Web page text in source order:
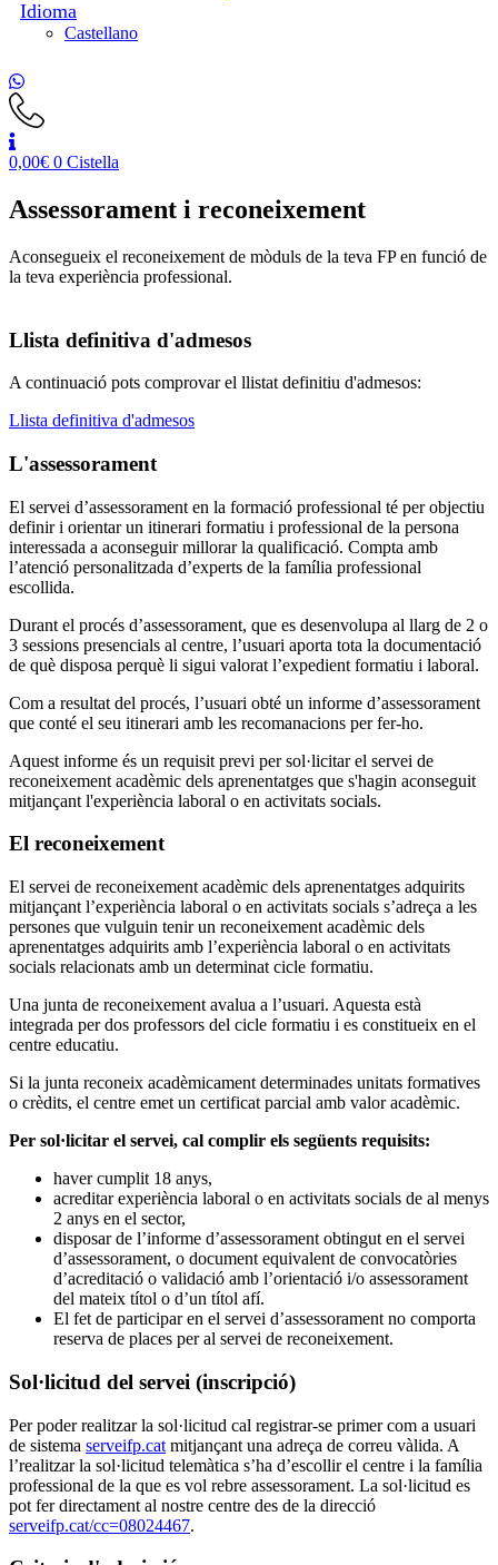
Castellano
0,00€ 0 Cistella
Assessorament i reconeixement
Aconsegueix el reconeixement de mòduls de la teva FP en funció de
la teva experiència professional.
Llista definitiva d'admesos
A continuació pots comprovar el llistat definitiu d'admesos:
Llista definitiva d'admesos
L'assessorament
El servei d’assessorament en la formació professional té per objectiu
definir i orientar un itinerari formatiu i professional de la persona
interessada a aconseguir millorar la qualificació. Compta amb
l’atenció personalitzada d’experts de la família professional
escollida.
Durant el procés d’assessorament, que es desenvolupa al llarg de 2 o
3 sessions presencials al centre, l’usuari aporta tota la documentació
de què disposa perquè li sigui valorat l’expedient formatiu i laboral.
Com a resultat del procés, l’usuari obté un informe d’assessorament
que conté el seu itinerari amb les recomanacions per fer-ho.
Aquest informe és un requisit previ per sol·licitar el servei de
reconeixement acadèmic dels aprenentatges que s'hagin aconseguit
mitjançant l'experiència laboral o en activitats socials.
El reconeixement
El servei de reconeixement acadèmic dels aprenentatges adquirits
mitjançant l’experiència laboral o en activitats socials s’adreça a les
persones que vulguin tenir un reconeixement acadèmic dels
aprenentatges adquirits amb l’experiència laboral o en activitats
socials relacionats amb un determinat cicle formatiu.
Una junta de reconeixement avalua a l’usuari. Aquesta està
integrada per dos professors del cicle formatiu i es constitueix en el
centre educatiu.
Si la junta reconeix acadèmicament determinades unitats formatives
o crèdits, el centre emet un certificat parcial amb valor acadèmic.
Per sol·licitar el servei, cal complir els següents requisits:
haver cumplit 18 anys,
acreditar experiència laboral o en activitats socials de al menys
2 anys en el sector,
disposar de l’informe d’assessorament obtingut en el servei
d’assessorament, o document equivalent de convocatòries
d’acreditació o validació amb l’orientació i/o assessorament
del mateix títol o d’un títol afí.
El fet de participar en el servei d’assessorament no comporta
reserva de places per al servei de reconeixement.
Sol·licitud del servei (inscripció)
Per poder realitzar la sol·licitud cal registrar-se primer com a usuari
de sistema serveifp.cat mitjançant una adreça de correu vàlida. A
l’realitzar la sol·licitud telemàtica s’ha d’escollir el centre i la família
professional de la que es vol rebre assessorament. La sol·licitud es
pot fer directament al nostre centre des de la direcció
serveifp.cat/cc=08024467.